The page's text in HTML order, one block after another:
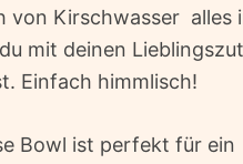
von Kirschwasser  alles
mit deinen
Einfach himmlisch!
Bowl ist perfekt für ein